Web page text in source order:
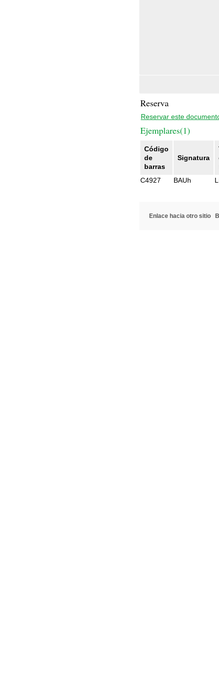
Reserva
Reservar este
Ejemplares(1)
Código
de
barras
Signatura
C4927
BAUh
Enlace hacia otro sitio